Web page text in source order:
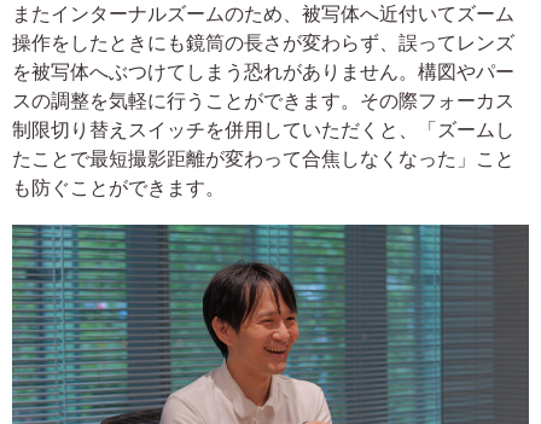
またインターナルズームのため、被写体へ近付いてズーム
操作をしたときにも鏡筒の長さが変わらず、誤ってレンズ
を被写体へぶつけてしまう恐れがありません。構図やパー
スの調整を気軽に行うことができます。その際フォーカス
制限切り替えスイッチを併用していただくと、「ズームし
たことで最短撮影距離が変わって合焦しなくなった」こと
も防ぐことができます。